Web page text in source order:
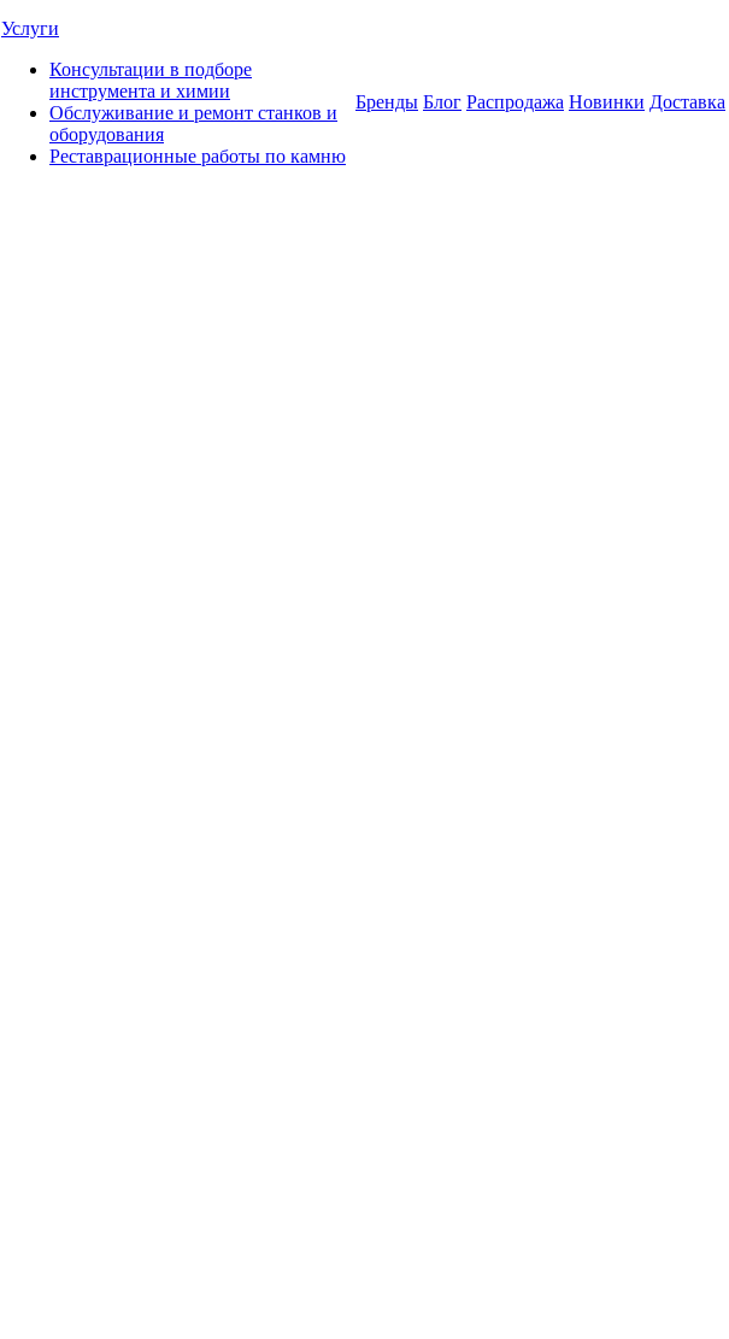
Услуги
Консультации в подборе
инструмента и химии
Обслуживание и ремонт станков и
оборудования
Реставрационные работы по камню
Бренды Блог Распродажа Новинки Доставка